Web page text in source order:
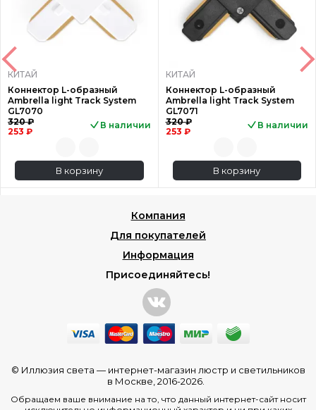
КИТАЙ
Коннектор L-образный
Ambrella light Track System
GL7070
320 ₽
253 ₽
В наличии
В корзину
КИТАЙ
Коннектор L-образный
Ambrella light Track System
GL7071
320 ₽
253 ₽
В наличии
В корзину
Компания
Для покупателей
Информация
Присоединяйтесь!
© Иллюзия света — интернет-магазин люстр и светильников
в Москве , 2016-2026.
Обращаем ваше внимание на то, что данный интернет-сайт носит